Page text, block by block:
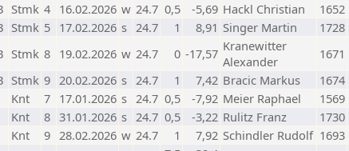
Stmk 4 16.02.2026 w 24.7 0,5 -5,69 Hackl Christian 1652
Stmk 5 17.02.2026 s 24.7 1 8,91 Singer Martin 1728
Stmk 8 19.02.2026 w 24.7 0 -17,57 Kranewitter
Alexander
1671
Stmk 9 20.02.2026 s 24.7 1 7,42 Bracic Markus 1674
Knt 7 17.01.2026 s 24.7 0,5 -7,92 Meier Raphael 1569
Knt 8 31.01.2026 s 24.7 0,5 -3,22 Rulitz Franz 1730
Knt 9 28.02.2026 w 24.7 1 7,92 Schindler Rudolf 1693